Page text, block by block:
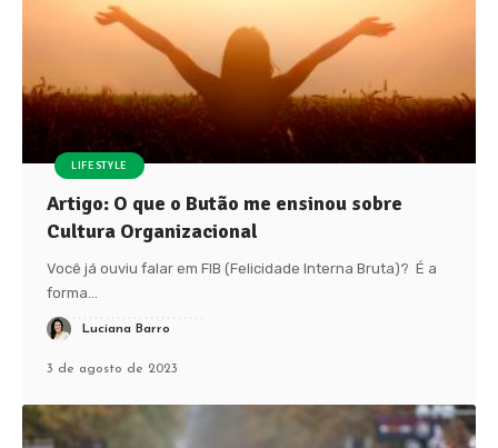
LIFESTYLE
Artigo: O que o Butão me ensinou sobre
Cultura Organizacional
Você já ouviu falar em FIB (Felicidade Interna Bruta)? É a
forma…
Luciana Barro
3 de agosto de 2023